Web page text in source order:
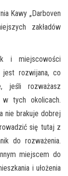
Kawy „Darboven
zakładów
i miejscowości
jest rozwijana, co
jeśli rozważasz
w tych okolicach.
nie brakuje dobrej
się tutaj z
do rozważenia.
miejscem do
i ułożenia